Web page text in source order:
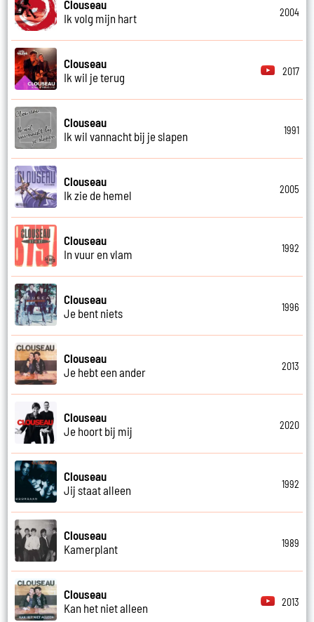
Clouseau
Ik volg mijn hart
2004
Clouseau
Ik wil je terug
2017
Clouseau
Ik wil vannacht bij je slapen
1991
Clouseau
Ik zie de hemel
2005
Clouseau
In vuur en vlam
1992
Clouseau
Je bent niets
1996
Clouseau
Je hebt een ander
2013
Clouseau
Je hoort bij mij
2020
Clouseau
Jij staat alleen
1992
Clouseau
Kamerplant
1989
Clouseau
Kan het niet alleen
2013